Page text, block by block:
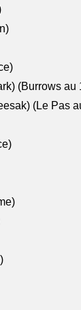
(Burrows au
(Le Pas